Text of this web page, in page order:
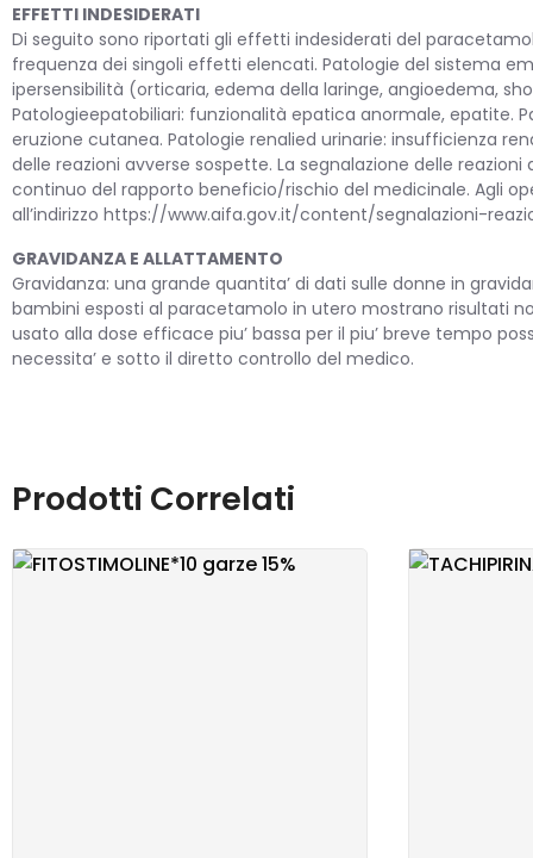
EFFETTI INDESIDERATI
Di seguito sono riportati gli effetti indesiderati del
frequenza dei singoli effetti elencati. Patologie del sistema
ipersensibilità (orticaria, edema della laringe, angioedema,
Patologieepatobiliari: funzionalità epatica anormale, epatite.
eruzione cutanea. Patologie renalied urinarie: insufficienza
delle reazioni avverse sospette. La segnalazione delle
continuo del rapporto beneficio/rischio del medicinale. Agli
all’indirizzo https://www.aifa.gov.it/content/segnalazioni-
GRAVIDANZA E ALLATTAMENTO
Gravidanza: una grande quantita’ di dati sulle donne in
bambini esposti al paracetamolo in utero mostrano risultati
usato alla dose efficace piu’ bassa per il piu’ breve tempo
necessita’ e sotto il diretto controllo del medico.
Prodotti Correlati